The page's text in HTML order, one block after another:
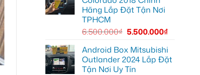
ghi
mọi
Hãng Lắp Đặt Tận Nơi
TPHCM
6.500.000₫ 5.500.000₫
Android Box Mitsubishi
Outlander 2024 Lắp Đặt
Tận Nơi Uy Tín